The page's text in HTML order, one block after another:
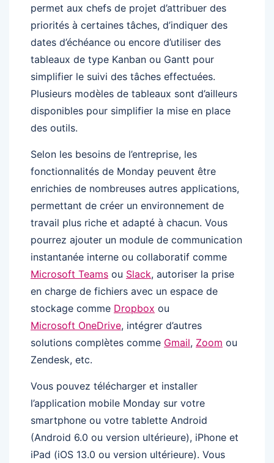
permet aux chefs de projet d’attribuer des
priorités à certaines tâches, d’indiquer des
dates d’échéance ou encore d’utiliser des
tableaux de type Kanban ou Gantt pour
simplifier le suivi des tâches effectuées.
Plusieurs modèles de tableaux sont d’ailleurs
disponibles pour simplifier la mise en place
des outils.
Selon les besoins de l’entreprise, les
fonctionnalités de Monday peuvent être
enrichies de nombreuses autres applications,
permettant de créer un environnement de
travail plus riche et adapté à chacun. Vous
pourrez ajouter un module de communication
instantanée interne ou collaboratif comme
Microsoft Teams ou Slack, autoriser la prise
en charge de fichiers avec un espace de
stockage comme Dropbox ou
Microsoft OneDrive, intégrer d’autres
solutions complètes comme Gmail, Zoom ou
Zendesk, etc.
Vous pouvez télécharger et installer
l’application mobile Monday sur votre
smartphone ou votre tablette Android
(Android 6.0 ou version ultérieure), iPhone et
iPad (iOS 13.0 ou version ultérieure). Vous